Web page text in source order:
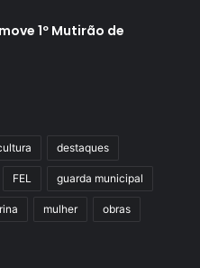
1º Mutirão de
destaques
FEL guarda municipal
mulher obras